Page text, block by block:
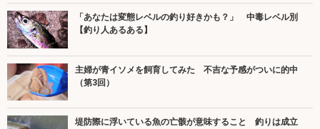
「あなたは変態レベルの釣り好きかも？」 中毒レベル別
【釣り人あるある】
主婦が青イソメを飼育してみた 不吉な予感がついに的中
（第3回）
堤防際に浮いている魚の亡骸が意味すること 釣りは成立